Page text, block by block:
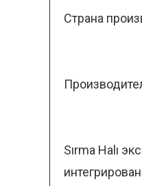
Страна
Sırma Halı